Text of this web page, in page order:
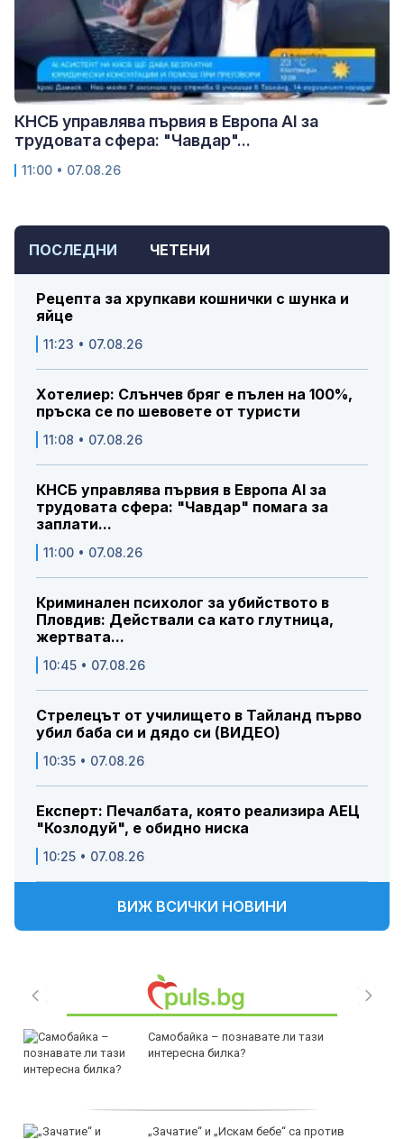
ПОСЛЕДНИ ЧЕТЕНИ
Рецепта за хрупкави кошнички с шунка и
яйце
11:23 • 07.08.26
Хотелиер: Слънчев бряг е пълен на 100%,
пръска се по шевовете от туристи
11:08 • 07.08.26
КНСБ управлява първия в Европа AI за
трудовата сфера: "Чавдар" помага за
заплати...
11:00 • 07.08.26
Криминален психолог за убийството в
Пловдив: Действали са като глутница,
жертвата...
10:45 • 07.08.26
Стрелецът от училището в Тайланд първо
убил баба си и дядо си (ВИДЕО)
10:35 • 07.08.26
Експерт: Печалбата, която реализира АЕЦ
"Козлодуй", е обидно ниска
10:25 • 07.08.26
ВИЖ ВСИЧКИ НОВИНИ
Самобайка – познавате ли тази
интересна билка?
„Зачатие“ и „Искам бебе“ са против
КНСБ управлява първия в Европа AI за
трудовата сфера: "Чавдар"...
11:00 • 07.08.26